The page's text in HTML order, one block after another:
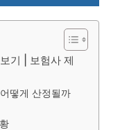
기 | 보험사 제
떻게 산정될까